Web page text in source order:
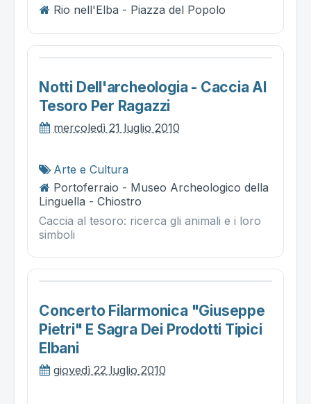
Rio nell'Elba - Piazza del Popolo
Notti Dell'archeologia - Caccia Al
Tesoro Per Ragazzi
mercoledì 21 luglio 2010
Arte e Cultura
Portoferraio - Museo Archeologico della
Linguella - Chiostro
Caccia al tesoro: ricerca gli animali e i loro
simboli
Concerto Filarmonica "giuseppe
Pietri" E Sagra Dei Prodotti Tipici
Elbani
giovedì 22 luglio 2010